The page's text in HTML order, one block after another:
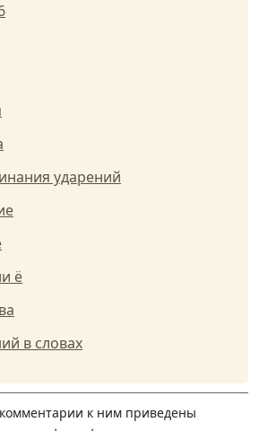
ударений
ё
в словах
к ним приведены